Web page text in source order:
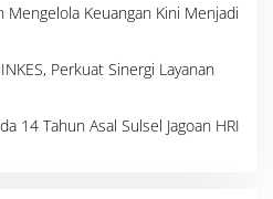
Mengelola Keuangan Kini Menjadi
Perkuat Sinergi Layanan
14 Tahun Asal Sulsel Jagoan HRI